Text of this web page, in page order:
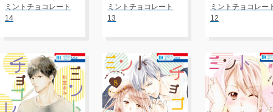
ミントチョコレート
14
ミントチョコレート
13
ミントチョコレー
12